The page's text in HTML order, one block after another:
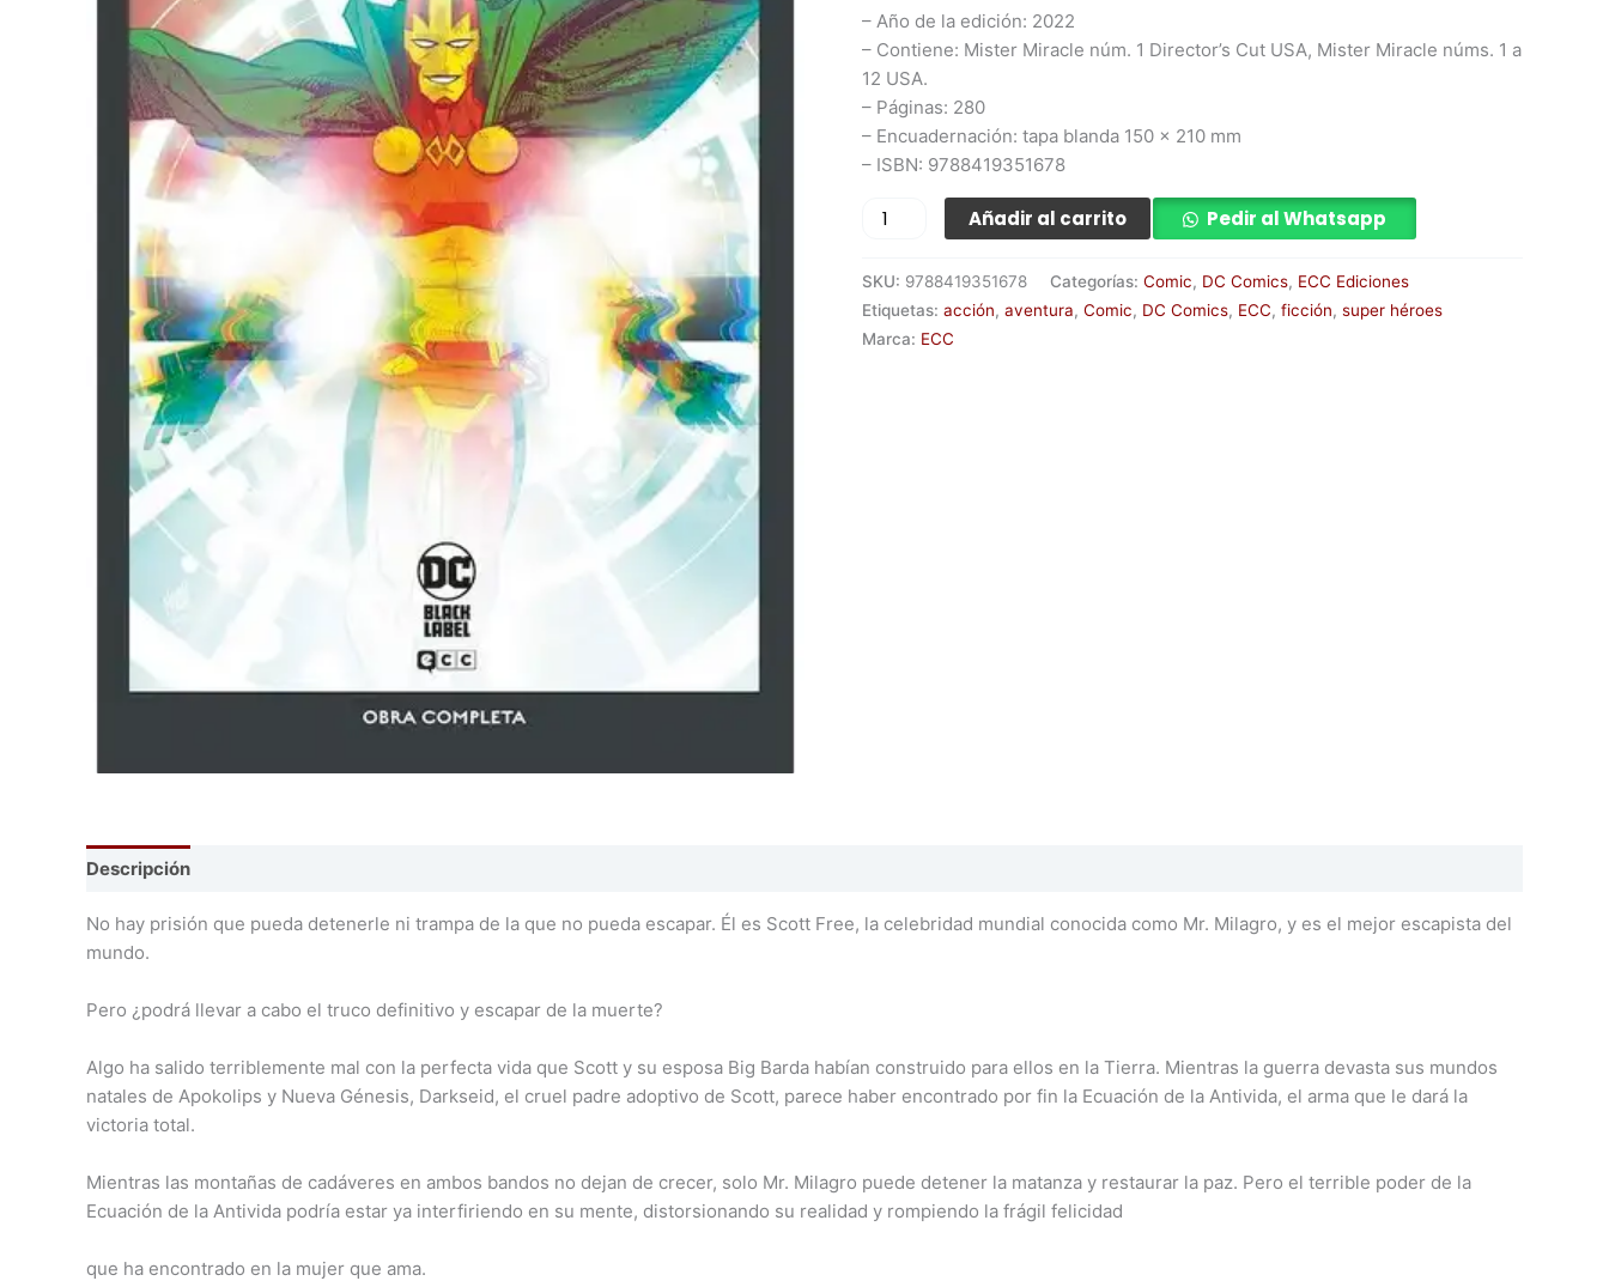
– Año de la edición: 2022
– Contiene: Mister Miracle núm. 1 Director’s Cut USA, Mister Miracle núms. 1 a
12 USA.
– Páginas: 280
– Encuadernación: tapa blanda 150 x 210 mm
– ISBN: 9788419351678
Añadir al carrito Pedir al Whatsapp
SKU: 9788419351678 Categorías: Comic, DC Comics, ECC Ediciones
Etiquetas: acción, aventura, Comic, DC Comics, ECC, ficción, super héroes
Marca: ECC
Descripción
No hay prisión que pueda detenerle ni trampa de la que no pueda escapar. Él es Scott Free, la celebridad mundial conocida como Mr. Milagro, y es el mejor escapista del
mundo.
Pero ¿podrá llevar a cabo el truco definitivo y escapar de la muerte?
Algo ha salido terriblemente mal con la perfecta vida que Scott y su esposa Big Barda habían construido para ellos en la Tierra. Mientras la guerra devasta sus mundos
natales de Apokolips y Nueva Génesis, Darkseid, el cruel padre adoptivo de Scott, parece haber encontrado por fin la Ecuación de la Antivida, el arma que le dará la
victoria total.
Mientras las montañas de cadáveres en ambos bandos no dejan de crecer, solo Mr. Milagro puede detener la matanza y restaurar la paz. Pero el terrible poder de la
Ecuación de la Antivida podría estar ya interfiriendo en su mente, distorsionando su realidad y rompiendo la frágil felicidad
que ha encontrado en la mujer que ama.